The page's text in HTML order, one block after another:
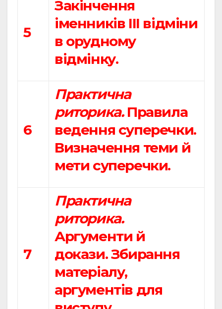
5
Закінчення
іменників ІІІ відміни
в орудному
відмінку.
6
Практична
риторика.Правила
ведення суперечки.
Визначення теми й
мети суперечки.
7
Практична
риторика.
Аргументи й
докази. Збирання
матеріалу,
аргументів для